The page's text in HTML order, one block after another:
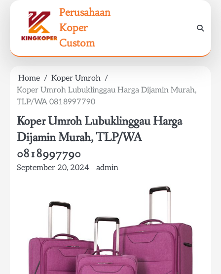
Perusahaan
Koper
Custom
Home
Koper Umroh
Koper Umroh Lubuklinggau Harga Dijamin Murah,
TLP/WA 0818997790
Koper Umroh Lubuklinggau Harga
Dijamin Murah, TLP/WA
0818997790
September 20, 2024 admin